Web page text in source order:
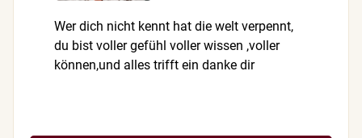
Wer dich nicht kennt hat die welt verpennt,
du bist voller gefühl voller wissen ,voller
können,und alles trifft ein danke dir